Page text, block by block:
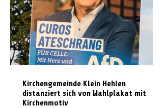
Kirchengemeinde Klein Hehlen
distanziert sich von Wahlplakat mit
Kirchenmotiv